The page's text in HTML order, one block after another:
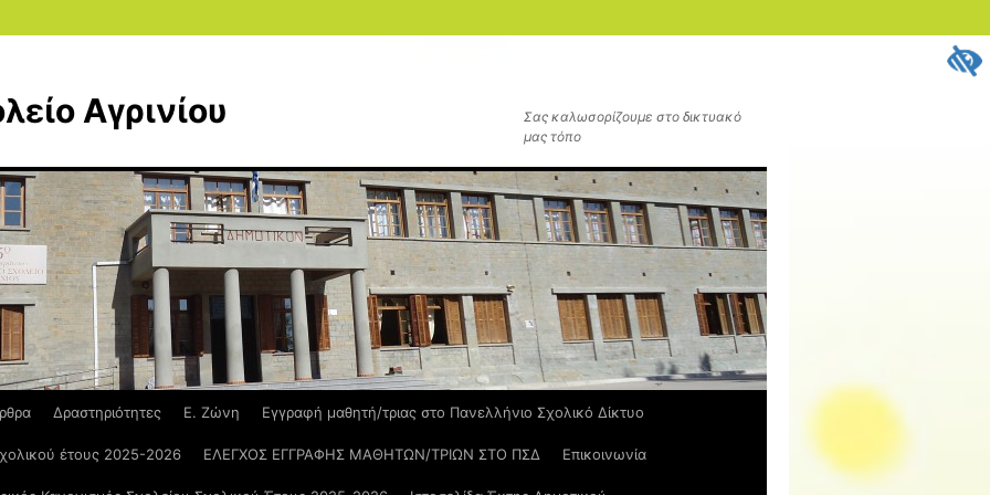
Αγρινίου
Σας καλωσορίζουμε στο δικτυακό
μας τόπο
Δραστηριότητες Ε. Ζώνη Εγγραφή μαθητή/τριας στο Πανελλήνιο Σχολικό Δίκτυο
έτους 2025-2026 ΕΛΕΓΧΟΣ ΕΓΓΡΑΦΗΣ ΜΑΘΗΤΩΝ/ΤΡΙΩΝ ΣΤΟ ΠΣΔ Επικοινωνία